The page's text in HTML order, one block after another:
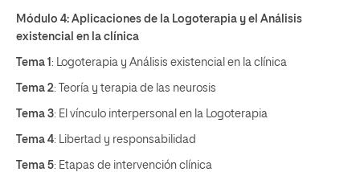
Módulo 4: Aplicaciones de la Logoterapia y el Análisis
existencial en la clínica
Tema 1 : Logoterapia y Análisis existencial en la clínica
Tema 2: Teoría y terapia de las neurosis
Tema 3: El vínculo interpersonal en la Logoterapia
Tema 4: Libertad y responsabilidad
Tema 5: Etapas de intervención clínica